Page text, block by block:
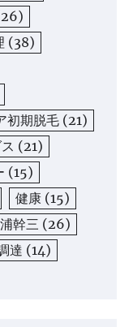
(38)
初期脱毛 (21)
(21)
(15)
健康 (15)
幹三 (26)
達 (14)